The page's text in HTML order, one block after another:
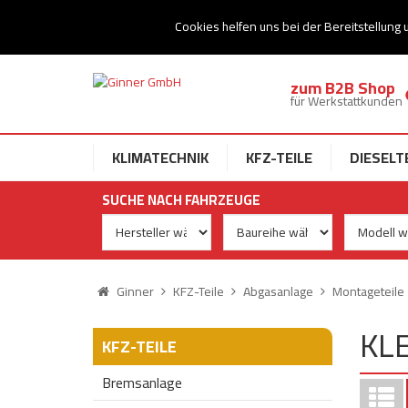
Cookies helfen uns bei der Bereitstellung
Ihr Speziallist für Dieseltechnik
zum B2B Shop
für Werkstattkunden
KLIMATECHNIK KFZ-TEILE
SUCHE NACH FAHRZEUGE
Ginner KFZ-Teile Abgasanlage Montageteile
KFZ-TEILE
Bremsanlage